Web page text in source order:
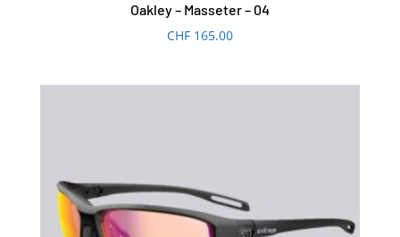
Oakley – Masseter – 04
CHF165.00